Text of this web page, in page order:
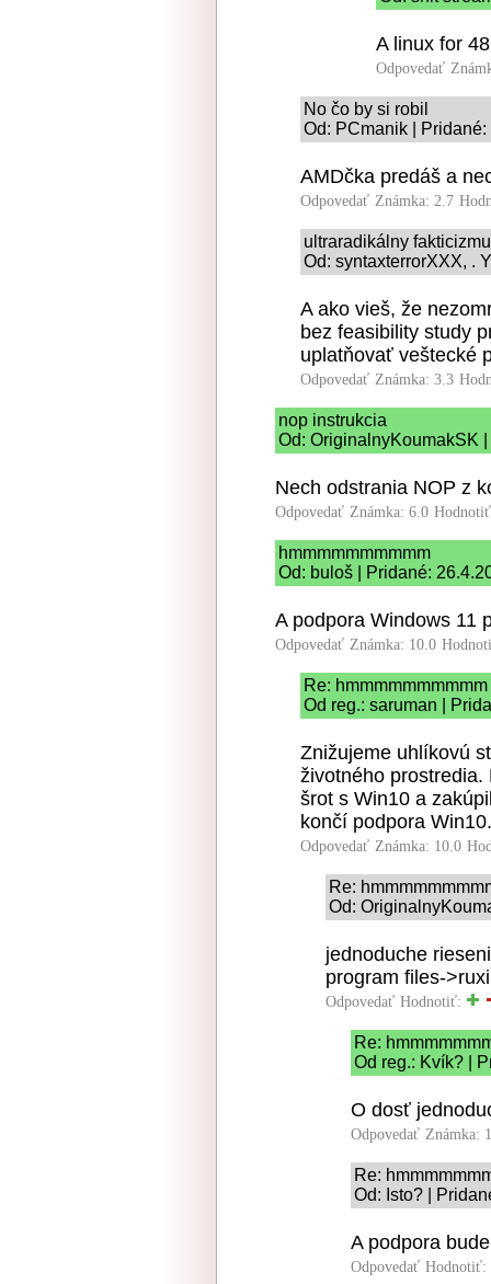
A linux for
Odpovedať
No čo by si robil
Od: PCmanik |
AMDčka predáš a
Odpovedať Známka: 2.7
ultraradikálny
Od: syntaxterrorXXX, .
A ako vieš, že
bez feasibility study
uplatňovať veštecké
Odpovedať Známka: 3.3
nop instrukcia
Od: OriginalnyKoumakSK
Nech odstrania NOP z
Odpovedať Známka: 6.0
hmmmmmmmmmm
Od: buloš | Pridané:
A podpora Windows 11
Odpovedať Známka: 10.0
Re: hmmmmmmmmmm
Od reg.: saruman |
Znižujeme uhlíkovú
životného
šrot s Win10 a
končí podpora
Odpovedať Známka: 10.0
Re:
Od:
jednoduche
program files-
Odpovedať Hodnotiť:
Re:
Od reg.: Kvík? |
O dosť
Odpovedať Známka:
Re:
Od: Isto? |
A podpora
Odpovedať Hodnotiť: